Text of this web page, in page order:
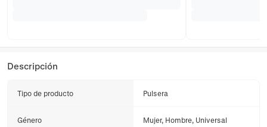
Descripción
Tipo de producto Pulsera
Género Mujer, Hombre, Universal